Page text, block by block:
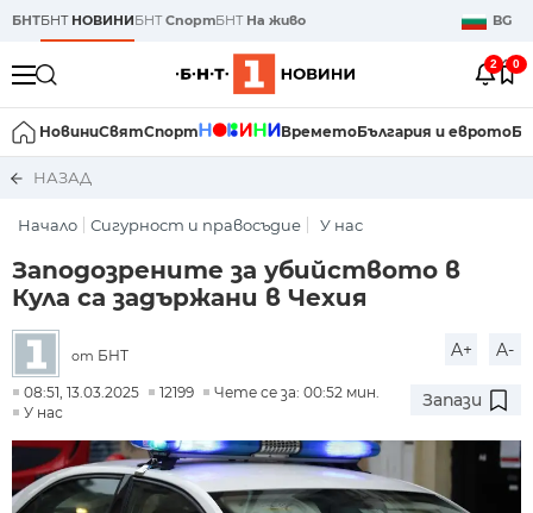
БНТБНТ НОВИНИБНТСпортБНТ На живо BG
2 0
НовиниСвятСпорт ВреметоБългария и еврото
НАЗАД
Начало Сигурност и правосъдие У нас
Заподозрените за убийството в
Кула са задържани в Чехия
от БНТ A+ A-
08:51, 13.03.2025 12199
Чете се за: 00:52 мин.
У нас
Запази